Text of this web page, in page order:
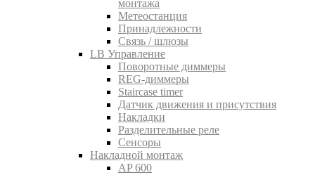
монтажа
Метеостанция
Принадлежности
Связь / шлюзы
LB Управление
Поворотные диммеры
REG-диммеры
Staircase timer
Датчик движения и присутствия
Накладки
Разделительные реле
Сенсоры
Накладной монтаж
AP 600